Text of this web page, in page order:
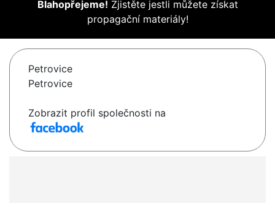
Blahopřejeme! Zjistěte jestli můžete získat
propagační materiály!
Petrovice
Petrovice
Zobrazit profil společnosti na